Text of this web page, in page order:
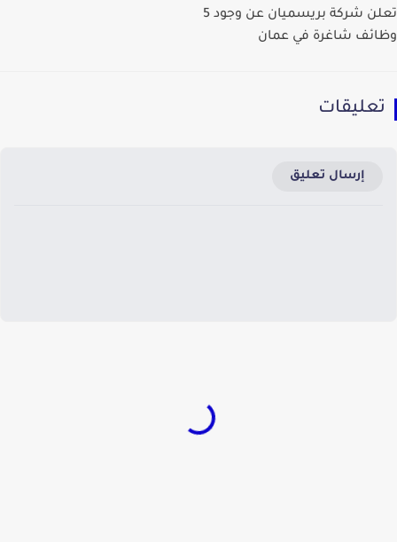
تعلن شركة بريسميان عن وجود 5
وظائف شاغرة في عمان
تعليقات
إرسال تعليق